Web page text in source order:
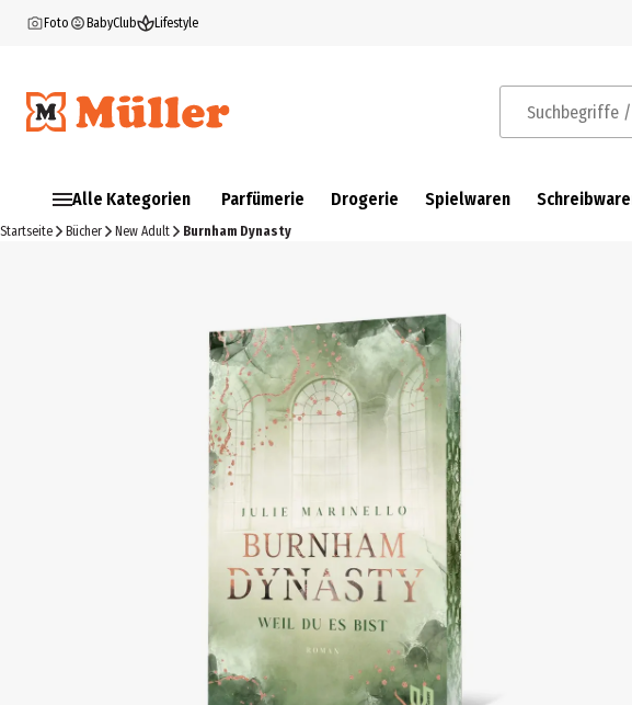
Foto BabyClub Lifestyle
Suchbegriffe /
Alle Kategorien Parfümerie Drogerie Spielwaren
Startseite Bücher New Adult Burnham Dynasty